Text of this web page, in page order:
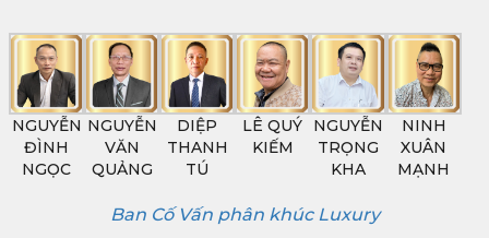
NGUYỄN
ĐÌNH
NGỌC
NGUYỄN
VĂN
QUẢNG
DIỆP
THANH
TÚ
LÊ QUÝ
KIẾM
NGUYỄN
TRỌNG
KHA
NINH
XUÂN
MẠNH
Ban Cố Vấn phân khúc Luxury